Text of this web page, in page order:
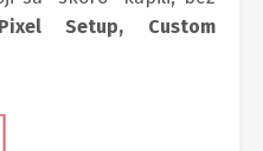
Pixel Setup, Custom